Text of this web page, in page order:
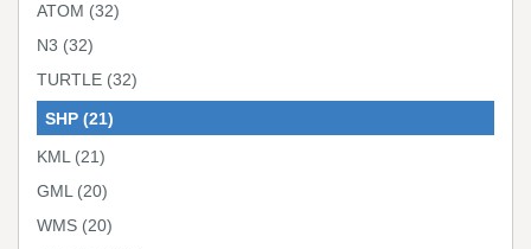
ATOM (32)
N3 (32)
TURTLE (32)
SHP (21)
KML (21)
GML (20)
WMS (20)